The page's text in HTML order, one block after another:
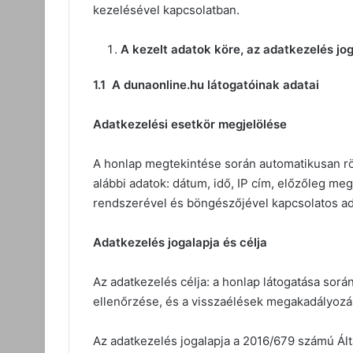
kezelésével kapcsolatban.
A kezelt adatok köre, az adatkezelés
1.1 A dunaonline.hu látogatóinak adatai
Adatkezelési esetkör megjelölése
A honlap megtekintése során automatikusan
alábbi adatok: dátum, idő, IP cím, előzőleg
rendszerével és böngészőjével kapcsolatos
Adatkezelés jogalapja és célja
Az adatkezelés célja: a honlap látogatása
ellenőrzése, és a visszaélések
Az adatkezelés jogalapja a 2016/679 számú